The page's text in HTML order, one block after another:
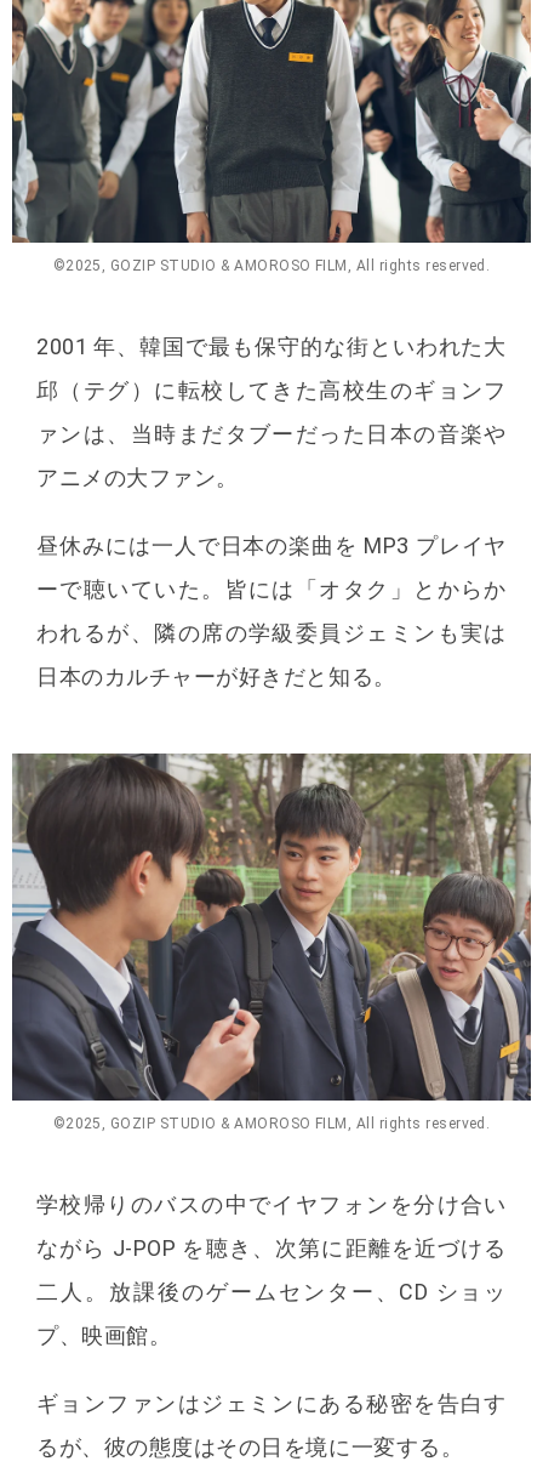
©2025, GOZIP STUDIO & AMOROSO FILM, All rights reserved.
2001 年、韓国で最も保守的な街といわれた⼤
邱（テグ）に転校してきた⾼校⽣のギョンフ
ァンは、当時まだタブーだった⽇本の⾳楽や
アニメの⼤ファン。
昼休みには⼀⼈で⽇本の楽曲を MP3 プレイヤ
ーで聴いていた。皆には「オタク」とからか
われるが、隣の席の学級委員ジェミンも実は
⽇本のカルチャーが好きだと知る。
©2025, GOZIP STUDIO & AMOROSO FILM, All rights reserved.
学校帰りのバスの中でイヤフォンを分け合い
ながら J-POP を聴き、次第に距離を近づける
⼆⼈。放課後のゲームセンター、CD ショッ
プ、映画館。
ギョンファンはジェミンにある秘密を告⽩す
るが、彼の態度はその⽇を境に⼀変する。